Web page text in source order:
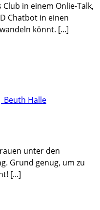
Club in einem Onlie-Talk,
Chatbot in einen
könnt. [...]
Beuth Halle
unter den
Grund genug, um zu
[...]